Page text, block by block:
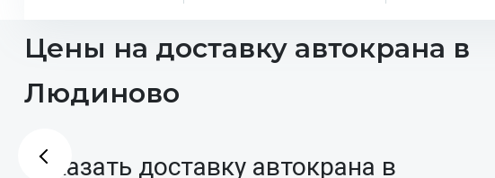
Цены на доставку автокрана в
Людиново
Заказать доставку автокрана в